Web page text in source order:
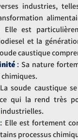
industries,
Elle est
et la
caustique
: Sa nature
La soude caustique
qui la rend très
: Elle est fortement
processus